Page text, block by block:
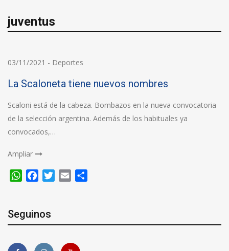
juventus
03/11/2021 - Deportes
La Scaloneta tiene nuevos nombres
Scaloni está de la cabeza. Bombazos en la nueva convocatoria
de la selección argentina. Además de los habituales ya
convocados,…
Ampliar
WhatsApp
FacebookTwitter
Email
Seguinos